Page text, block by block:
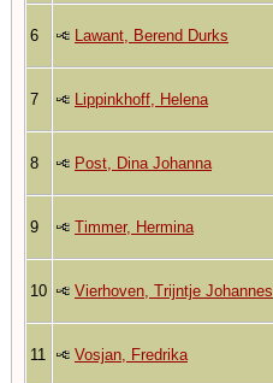
6 Lawant, Berend Durks
7 Lippinkhoff, Helena
8 Post, Dina Johanna
9 Timmer, Hermina
10 Vierhoven, Trijntje Johannes
11 Vosjan, Fredrika